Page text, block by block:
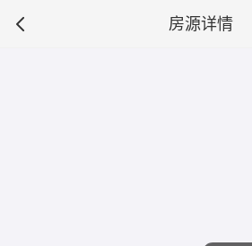
房源详情